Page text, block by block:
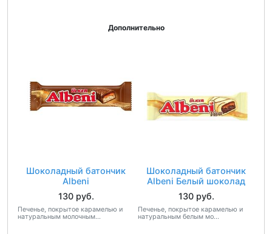
Дополнительно
Шоколадный батончик
Albeni
130 руб.
Печенье, покрытое карамелью и
натуральным молочным...
Шоколадный батончик
Albeni Белый шоколад
130 руб.
Печенье, покрытое карамелью и
натуральным белым мо...